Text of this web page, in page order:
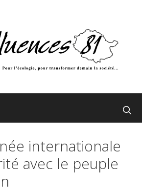
internationale
avec le peuple